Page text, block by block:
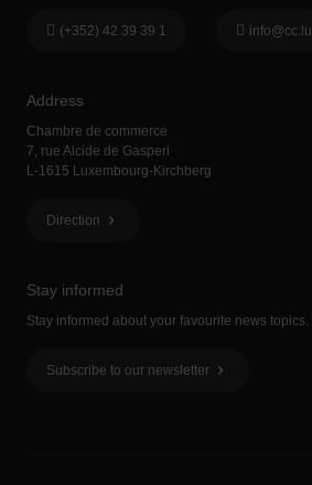
Stay informed
Stay informed about your favourite news topics.
Subscribe to our newsletter
Address
Chambre de commerce
7, rue Alcide de Gasperi
L-1615 Luxembourg-Kirchberg
Direction
(+352) 42 39 39 1 info@cc.lu